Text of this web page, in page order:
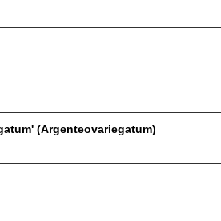
(Argenteovariegatum)